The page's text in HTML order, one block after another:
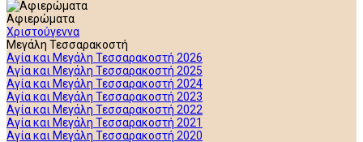
Αφιερώματα
Χριστούγεννα
Μεγάλη Τεσσαρακοστή
Αγία και Μεγάλη Τεσσαρακοστή 2026
Αγία και Μεγάλη Τεσσαρακοστή 2025
Αγία και Μεγάλη Τεσσαρακοστή 2024
Αγία και Μεγάλη Τεσσαρακοστή 2023
Αγία και Μεγάλη Τεσσαρακοστή 2022
Αγία και Μεγάλη Τεσσαρακοστή 2021
Αγία και Μεγάλη Τεσσαρακοστή 2020